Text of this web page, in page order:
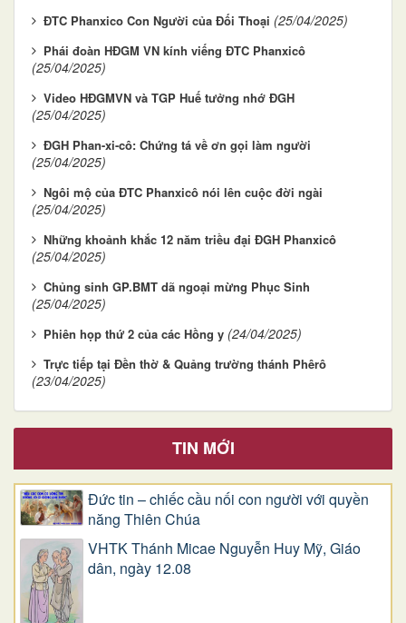
ĐTC Phanxico Con Người của Đối Thoại (25/04/2025)
Phái đoàn HĐGM VN kính viếng ĐTC Phanxicô
(25/04/2025)
Video HĐGMVN và TGP Huế tưởng nhớ ĐGH
(25/04/2025)
ĐGH Phan-xi-cô: Chứng tá về ơn gọi làm người
(25/04/2025)
Ngôi mộ của ĐTC Phanxicô nói lên cuộc đời ngài
(25/04/2025)
Những khoảnh khắc 12 năm triều đại ĐGH Phanxicô
(25/04/2025)
Chủng sinh GP.BMT dã ngoại mừng Phục Sinh
(25/04/2025)
Phiên họp thứ 2 của các Hồng y (24/04/2025)
Trực tiếp tại Đền thờ & Quảng trường thánh Phêrô
(23/04/2025)
TIN MỚI
Đức tin – chiếc cầu nối con người với quyền
năng Thiên Chúa
VHTK Thánh Micae Nguyễn Huy Mỹ, Giáo
dân, ngày 12.08